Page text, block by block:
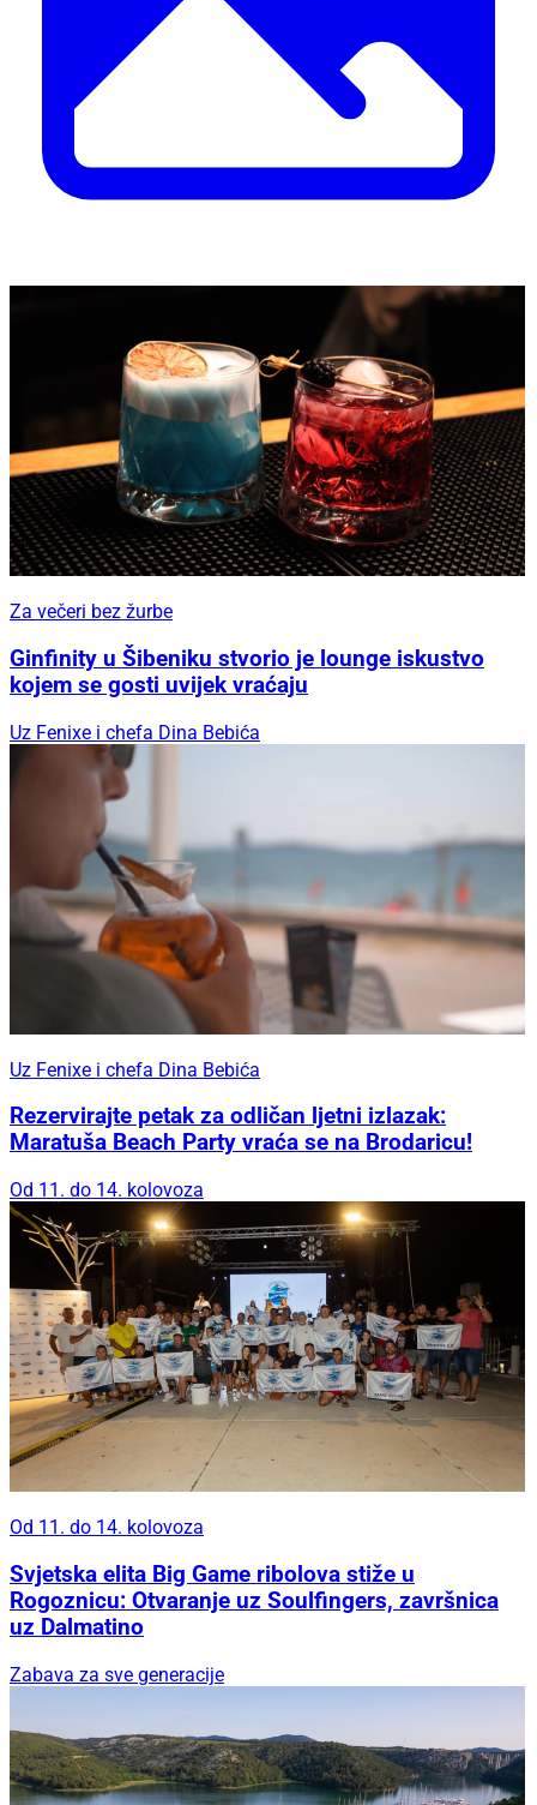
Za večeri bez žurbe
Ginfinity u Šibeniku stvorio je lounge iskustvo
kojem se gosti uvijek vraćaju
Uz Fenixe i chefa Dina Bebića
Uz Fenixe i chefa Dina Bebića
Rezervirajte petak za odličan ljetni izlazak:
Maratuša Beach Party vraća se na Brodaricu!
Od 11. do 14. kolovoza
Od 11. do 14. kolovoza
Svjetska elita Big Game ribolova stiže u
Rogoznicu: Otvaranje uz Soulfingers, završnica
uz Dalmatino
Zabava za sve generacije